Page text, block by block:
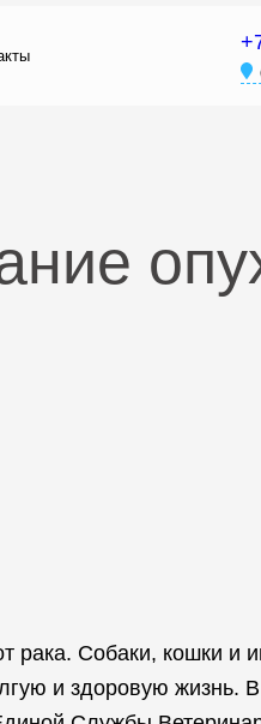
рака. Собаки, кошки
и здоровую жизнь.